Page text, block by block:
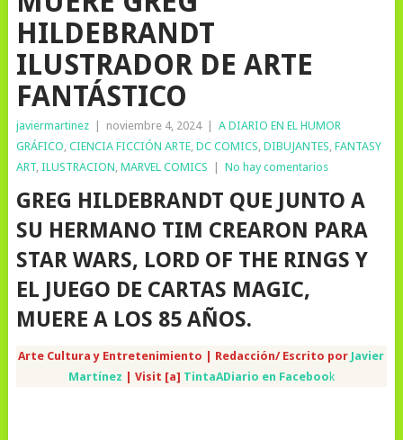
HILDEBRANDT
ILUSTRADOR DE ARTE
FANTÁSTICO
javiermartinez noviembre 4, 2024
A DIARIO EN EL HUMOR
GRÁFICO, CIENCIA FICCIÓN ARTE, DC COMICS, DIBUJANTES, FANTASY
ART, ILUSTRACION, MARVEL COMICS No hay comentarios
GREG HILDEBRANDT QUE JUNTO A
SU HERMANO TIM CREARON PARA
STAR WARS, LORD OF THE RINGS Y
EL JUEGO DE CARTAS MAGIC,
MUERE A LOS 85 AÑOS.
Arte Cultura y Entretenimiento | Redacción/ Escrito por Javier
Martínez | Visit [a] TintaADiario en Faceboo k